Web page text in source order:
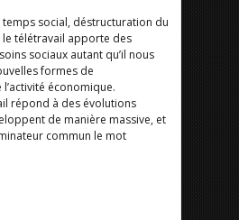
social, déstructuration du
le télétravail apporte des
sociaux autant qu’il nous
formes de
économique.
répond à des évolutions
de manière massive, et
commun le mot